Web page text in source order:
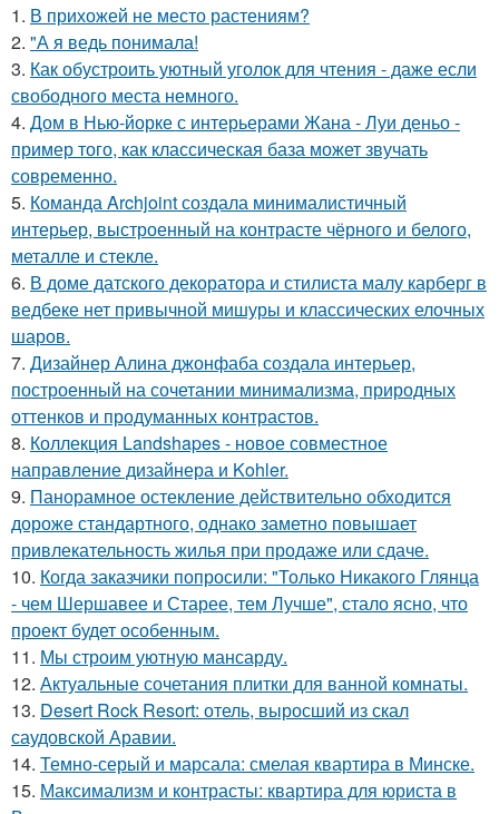
1. В прихожей не место растениям?
2. "А я ведь понимала!
3. Как обустроить уютный уголок для чтения - даже если
свободного места немного.
4. Дом в Нью-йорке с интерьерами Жана - Луи деньо -
пример того, как классическая база может звучать
современно.
5. Команда Archjoint создала минималистичный
интерьер, выстроенный на контрасте чёрного и белого,
металле и стекле.
6. В доме датского декоратора и стилиста малу карберг в
ведбеке нет привычной мишуры и классических елочных
шаров.
7. Дизайнер Алина джонфаба создала интерьер,
построенный на сочетании минимализма, природных
оттенков и продуманных контрастов.
8. Коллекция Landshapes - новое совместное
направление дизайнера и Kohler.
9. Панорамное остекление действительно обходится
дороже стандартного, однако заметно повышает
привлекательность жилья при продаже или сдаче.
10. Когда заказчики попросили: "Только Никакого Глянца
- чем Шершавее и Старее, тем Лучше", стало ясно, что
проект будет особенным.
11. Мы строим уютную мансарду.
12. Актуальные сочетания плитки для ванной комнаты.
13. Desert Rock Resort: отель, выросший из скал
саудовской Аравии.
14. Темно-серый и марсала: смелая квартира в Минске.
15. Максимализм и контрасты: квартира для юриста в